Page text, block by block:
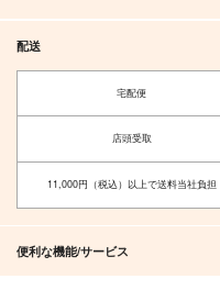
作品詳細
配送
宅配便
店頭受取
11,000円（税込）以上で送料当社負担
便利な機能/サービス